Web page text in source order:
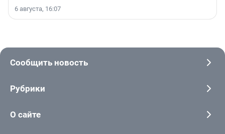
6 августа, 16:07
Сообщить новость
Рубрики
О сайте